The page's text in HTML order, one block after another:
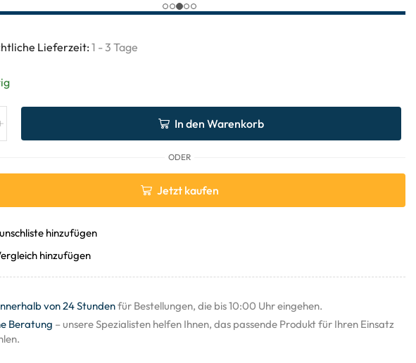
Lieferzeit: 1 - 3 Tage
In den Warenkorb
ODER
Jetzt kaufen
hinzufügen
hinzufügen
von 24 Stundenfür Bestellungen, die bis 10:00 Uhr eingehen.
Beratung – unsere Spezialisten helfen Ihnen, das passende Produkt für Ihren Einsatz